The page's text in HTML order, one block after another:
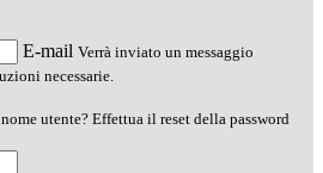
E-mail Verrà inviato un messaggio
necessarie.
utente? Effettua il reset della password